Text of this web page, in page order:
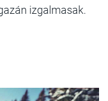
izgalmasak.